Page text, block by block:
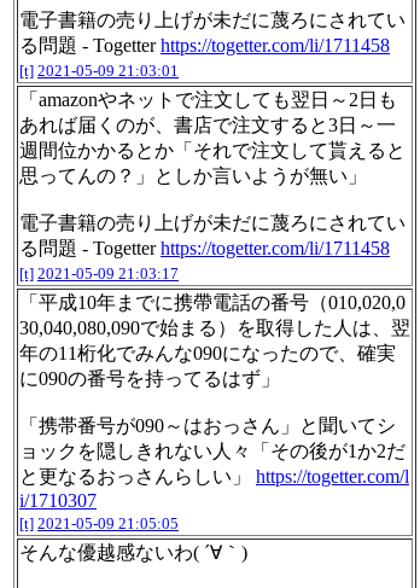
電子書籍の売り上げが未だに蔑ろにされてい
る問題 - Togetterhttps://togetter.com/li/1711458
[t] 2021-05-09 21:03:01
「amazonやネットで注文しても翌日～2日も
あれば届くのが、書店で注文すると3日～一
週間位かかるとか「それで注文して貰えると
思ってんの？」としか言いようが無い」
電子書籍の売り上げが未だに蔑ろにされてい
る問題 - Togetterhttps://togetter.com/li/1711458
[t] 2021-05-09 21:03:17
「平成10年までに携帶電話の番号（010,020,0
30,040,080,090で始まる）を取得した人は、翌
年の11桁化でみんな090になったので、確実
に090の番号を持ってるはず」
「携帯番号が090～はおっさん」と聞いてシ
ョックを隠しきれない人々「その後が1か2だ
と更なるおっさんらしい」 https://togetter.com/l
i/1710307
[t] 2021-05-09 21:05:05
そんな優越感ないわ( ´∀｀)